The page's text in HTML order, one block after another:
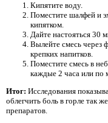
Кипятите воду.
Поместите шалфей и
кипятком.
Дайте настояться 30
Вылейте смесь через
крепких напитков.
Поместите смесь в
каждые 2 часа или по
Итог: Исследования
облегчить боль в горле так
препаратов.